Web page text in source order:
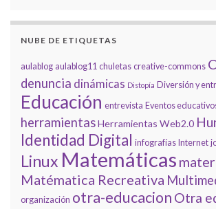
NUBE DE ETIQUETAS
aulablog aulablog11 chuletas creative-commons
denuncia dinámicas Distopía Diversión y
Educación entrevista Eventos
herramientasHerramientas Web2.0
Identidad Digital infografías Internet
Linux Matemáticas
Matématica Recreativa
organización otra-educacion Otra